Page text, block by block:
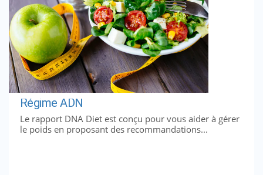
Régime ADN
Le rapport DNA Diet est conçu pour vous aider à gérer
le poids en proposant des recommandations...